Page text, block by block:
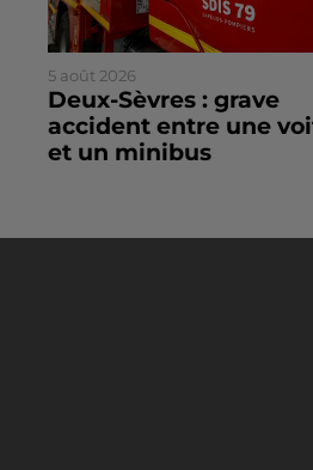
5 août 2026
Deux-Sèvres : grave
accident entre une
et un minibus